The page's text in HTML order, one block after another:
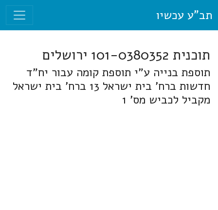
תב"ע עכשיו
תוכנית 101-0380352 ירושלים
תוספת בנייה ע"י תוספת קומה עבור יח"ד
חדשות ברח' בית ישראל 13 ברח' בית ישראל
מקביל לכביש מס' 1